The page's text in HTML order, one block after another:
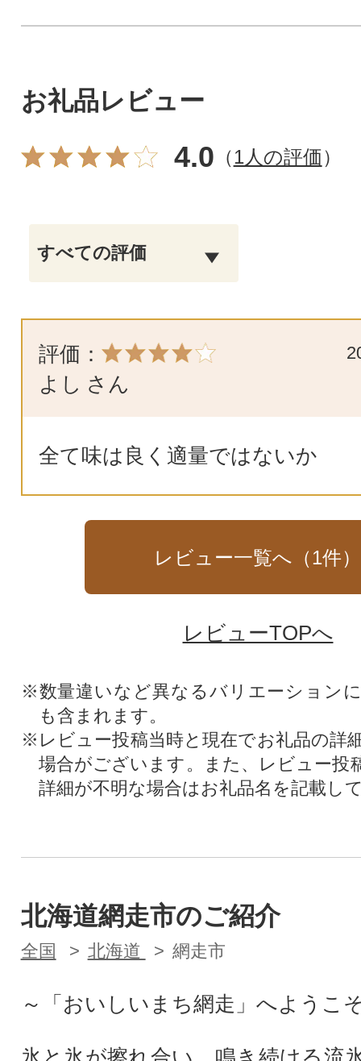
お礼品レビュー
4.0 （1人の評価）
評価：
よし さん
全て味は良く適量ではないか
レビュー一覧へ（1件）
レビューTOPへ
※数量違いなど異なるバリエーション
も含まれます。
※レビュー投稿当時と現在でお礼品の詳
場合がございます。また、レビュー投
詳細が不明な場合はお礼品名を記載し
北海道網走市のご紹介
全国 北海道 網走市
～「おいしいまち網走」へようこ